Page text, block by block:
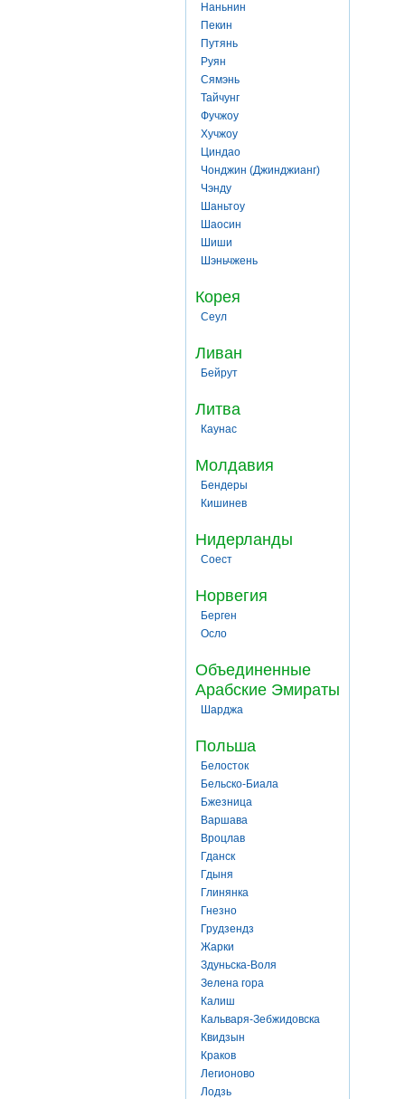
Наньнин
Пекин
Путянь
Руян
Сямэнь
Тайчунг
Фучжоу
Хучжоу
Циндао
Чонджин (Джинджианг)
Чэнду
Шаньтоу
Шаосин
Шиши
Шэньчжень
Корея
Сеул
Ливан
Бейрут
Литва
Каунас
Молдавия
Бендеры
Кишинев
Нидерланды
Соест
Норвегия
Берген
Осло
Объединенные
Арабские Эмираты
Шарджа
Польша
Белосток
Бельско-Биала
Бжезница
Варшава
Вроцлав
Гданск
Гдыня
Глинянка
Гнезно
Грудзендз
Жарки
Здуньска-Воля
Зелена гора
Калиш
Кальваря-Зебжидовска
Квидзын
Краков
Легионово
Лодзь